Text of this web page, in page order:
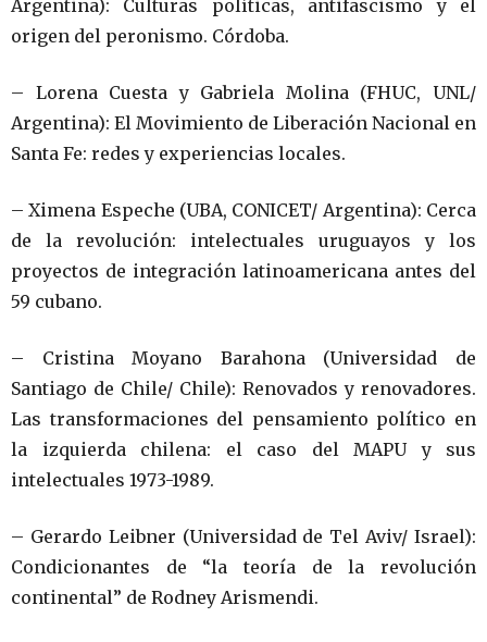
Argentina): Culturas políticas, antifascismo y el
origen del peronismo. Córdoba.
– Lorena Cuesta y Gabriela Molina (FHUC, UNL/
Argentina): El Movimiento de Liberación Nacional en
Santa Fe: redes y experiencias locales.
– Ximena Espeche (UBA, CONICET/ Argentina): Cerca
de la revolución: intelectuales uruguayos y los
proyectos de integración latinoamericana antes del
59 cubano.
– Cristina Moyano Barahona (Universidad de
Santiago de Chile/ Chile): Renovados y renovadores.
Las transformaciones del pensamiento político en
la izquierda chilena: el caso del MAPU y sus
intelectuales 1973-1989.
– Gerardo Leibner (Universidad de Tel Aviv/ Israel):
Condicionantes de “la teoría de la revolución
continental” de Rodney Arismendi.